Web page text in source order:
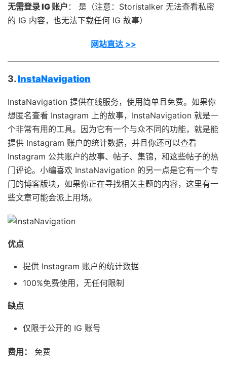
无需登录 IG 账户 ： 是（注意：Storistalker 无法查看私密
的 IG 内容，也无法下载任何 IG 故事）
网站直达 >>
3.InstaNavigation
InstaNavigation 提供在线服务，使用简单且免费。如果你
想匿名查看 Instagram 上的故事，InstaNavigation 就是一
个非常有用的工具。因为它有一个与众不同的功能，就是能
提供 Instagram 账户的统计数据，并且你还可以查看
Instagram 公共账户的故事、帖子、集锦，和这些帖子的热
门评论。小编喜欢 InstaNavigation 的另一点是它有一个专
门的博客版块，如果你正在寻找相关主题的内容，这里有一
些文章可能会派上用场。
优点
提供 Instagram 账户的统计数据
100%免费使用，无任何限制
缺点
仅限于公开的 IG 账号
费用： 免费